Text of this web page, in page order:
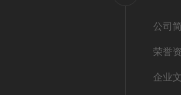
公司
荣誉
企业